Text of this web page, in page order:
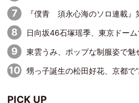
『僕青 須永心海のソロ連載』第18回：「バーゲンセー
日向坂46石塚瑶季、東京ドームで“観戦バレ”！ ナイツ・塙も認めた「巨人に詳しすぎる
東雲うみ、ポップな制服姿で魅せる
甥っ子誕生の松田好花、京都で“ふたつの家族”をはしご！ “母”黒谷
PICK UP